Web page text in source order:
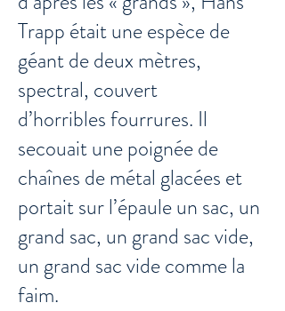
Trapp était une espèce de
géant de deux mètres,
spectral, couvert
d’horribles fourrures. Il
secouait une poignée de
chaînes de métal glacées et
portait sur l’épaule un sac, un
grand sac, un grand sac vide,
un grand sac vide comme la
faim.